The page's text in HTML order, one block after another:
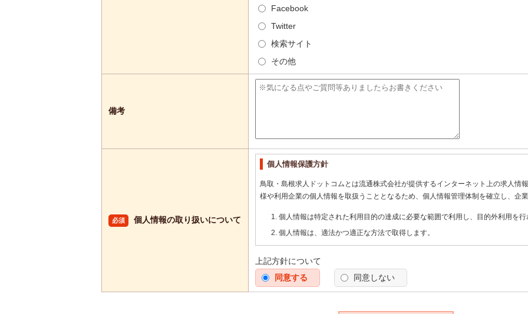
Facebook
Twitter
検索サイト
その他
備考
必須 個人情報の取り扱いについて
個人情報保護方針
鳥取・島根求人ドットコムとは流通株式会社が提供するインターネット上の求人情
様や利用企業の個人情報を取扱うこととなるため、個人情報管理体制を確立し、企
個人情報は特定された利用目的の達成に必要な範囲で利用し、目的外利用を
個人情報は、適法かつ適正な方法で取得します。
個人情報は、本人の同意なく第三者に提供しません。
個人情報の管理にあたっては、漏洩・滅失・毀損の防止及び是正、その他の
う努めます。
個人情報保護に関する法令、国の定める指針、業界規範・慣習、公序良俗を
上記方針について
同意する
同意しない